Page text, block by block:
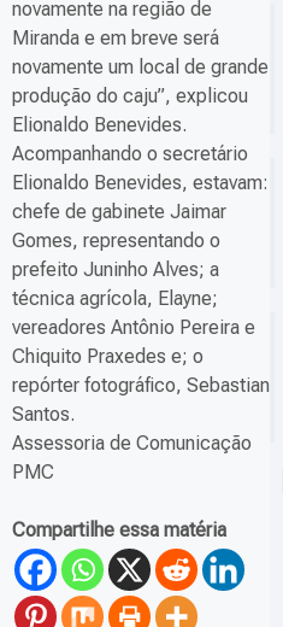
novamente na região de
Miranda e em breve será
novamente um local de grande
produção do caju”, explicou
Elionaldo Benevides.
Acompanhando o secretário
Elionaldo Benevides, estavam:
chefe de gabinete Jaimar
Gomes, representando o
prefeito Juninho Alves; a
técnica agrícola, Elayne;
vereadores Antônio Pereira e
Chiquito Praxedes e; o
repórter fotográfico, Sebastian
Santos.
Assessoria de Comunicação
PMC
Compartilhe essa matéria